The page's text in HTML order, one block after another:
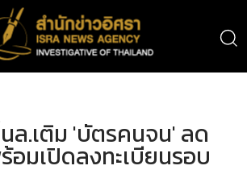
นล.เติม 'บัตรคนจน' ลด
อมเปิดลงทะเบียนรอบ